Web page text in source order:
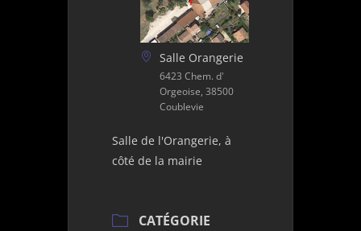
Salle Orangerie
6423 Chem. d'
Orgeoise, 38500
Coublevie
Salle de l'Orangerie, à
côté de la mairie
CATÉGORIE